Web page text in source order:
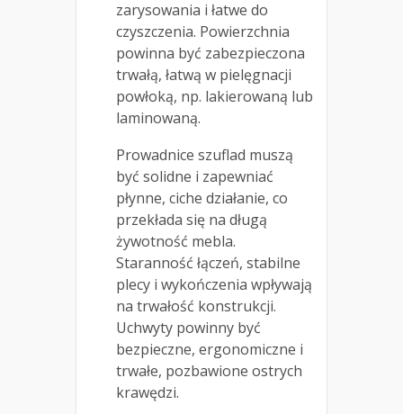
zarysowania i łatwe do
czyszczenia. Powierzchnia
powinna być zabezpieczona
trwałą, łatwą w pielęgnacji
powłoką, np. lakierowaną lub
laminowaną.
Prowadnice szuflad muszą
być solidne i zapewniać
płynne, ciche działanie, co
przekłada się na długą
żywotność mebla.
Staranność łączeń, stabilne
plecy i wykończenia wpływają
na trwałość konstrukcji.
Uchwyty powinny być
bezpieczne, ergonomiczne i
trwałe, pozbawione ostrych
krawędzi.